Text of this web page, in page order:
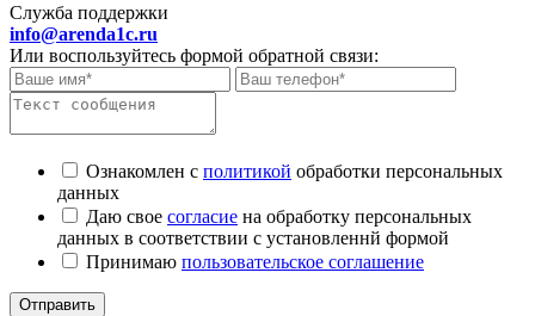
Служба поддержки
info@arenda1c.ru
Или воспользуйтесь формой обратной связи:
Ознакомлен с политикой обработки персональных
данных
Даю свое согласие на обработку персональных
данных в соответствии с установленнй формой
Принимаю пользовательское соглашение
Отправить